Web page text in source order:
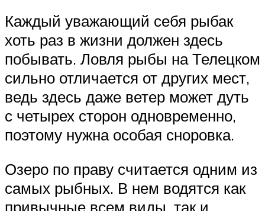
Каждый уважающий себя рыбак
хоть раз в жизни должен здесь
побывать. Ловля рыбы на Телецком
сильно отличается от других мест,
ведь здесь даже ветер может дуть
с четырех сторон одновременно,
поэтому нужна особая сноровка.
Озеро по праву считается одним из
самых рыбных. В нем водятся как
привычные всем виды, так и